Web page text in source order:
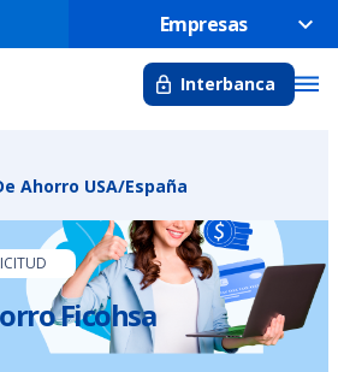
Empresas
Interbanca
Ahorro USA/España
Ficohsa